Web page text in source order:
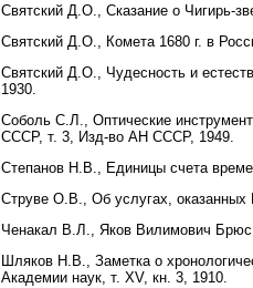
Святский Д.О., Сказание о Чигирь-
Святский Д.О., Комета 1680 г. в
Святский Д.О., Чудесность и
1930.
Соболь С.Л., Оптические
СССР, т. 3, Изд-во АН CCCР, 1949.
Степанов Н.В., Единицы счета
Струве О.В., Об услугах, оказанных
Ченакал В.Л., Яков Вилимович
Шляков Н.В., Заметка о
Академии наук, т. XV, кн. 3, 1910.